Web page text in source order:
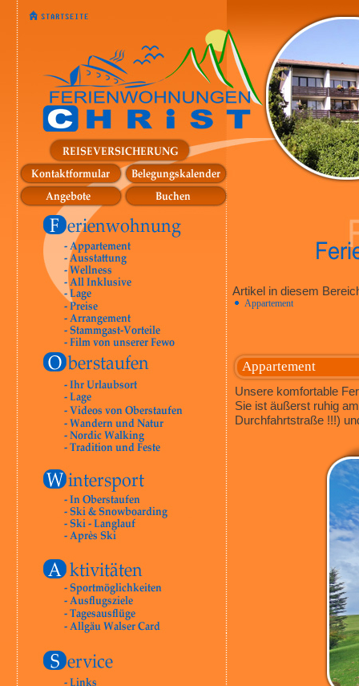
Artikel in diesem
Appartement
Appartement
Unsere komfortable
Sie ist äußerst ruhig
Durchfahrtstraße !!!)